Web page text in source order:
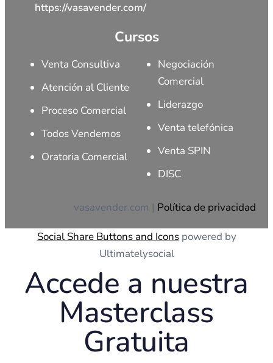
https://vasavender.com/
Cursos
Venta Consultiva
Atención al Cliente
Proceso Comercial
Todos Vendemos
Oratoria Comercial
Negociación
Comercial
Liderazgo
Venta telefónica
Venta SPIN
DISC
vasavender.com | Política de privacidad
Social Share Buttons and Iconspowered by
Ultimatelysocial
Accede a nuestra
Masterclass
Gratuita